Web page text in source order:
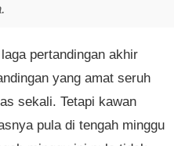
pertandingan akhir
yang amat seruh
sekali. Tetapi kawan
pula di tengah minggu